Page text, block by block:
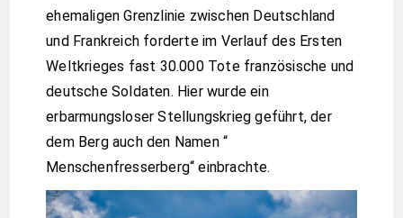
ehemaligen Grenzlinie zwischen Deutschland
und Frankreich forderte im Verlauf des Ersten
Weltkrieges fast 30.000 Tote französische und
deutsche Soldaten. Hier wurde ein
erbarmungsloser Stellungskrieg geführt, der
dem Berg auch den Namen “
Menschenfresserberg“ einbrachte.